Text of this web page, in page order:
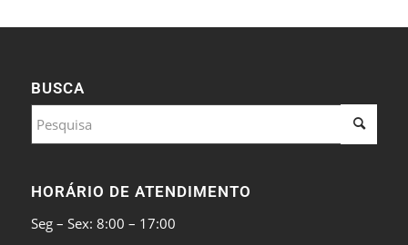
BUSCA
HORÁRIO DE ATENDIMENTO
Seg – Sex: 8:00 – 17:00